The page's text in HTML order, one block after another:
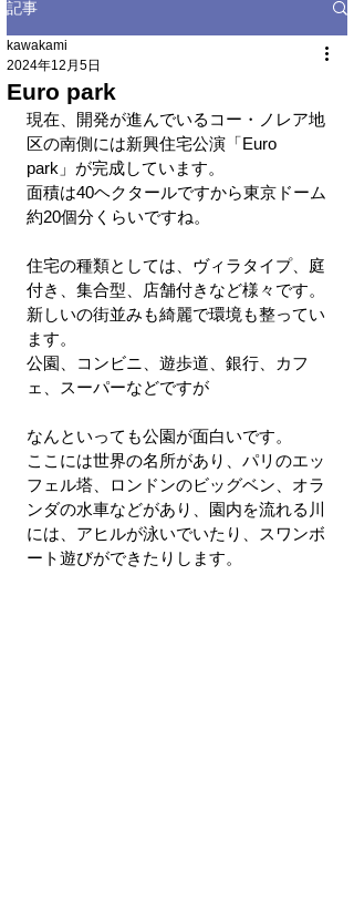
記事
Euro park
kawakami
2024年12月5日
現在、開発が進んでいるコー・ノレア地
区の南側には新興住宅公演「Euro
park」が完成しています。
面積は40ヘクタールですから東京ドーム
約20個分くらいですね。
住宅の種類としては、ヴィラタイプ、庭
付き、集合型、店舗付きなど様々です。
新しいの街並みも綺麗で環境も整ってい
ます。
公園、コンビニ、遊歩道、銀行、カフ
ェ、スーパーなどですが
なんといっても公園が面白いです。
ここには世界の名所があり、パリのエッ
フェル塔、ロンドンのビッグベン、オラ
ンダの水車などがあり、園内を流れる川
には、アヒルが泳いでいたり、スワンボ
ート遊びができたりします。